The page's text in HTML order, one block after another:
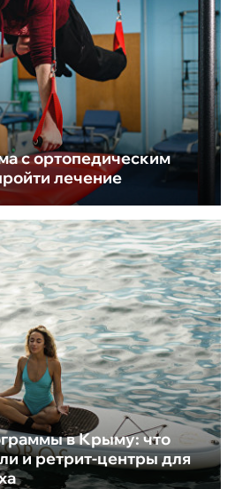
с ортопедическим
лечение
в Крыму: что
и ретрит-центры для